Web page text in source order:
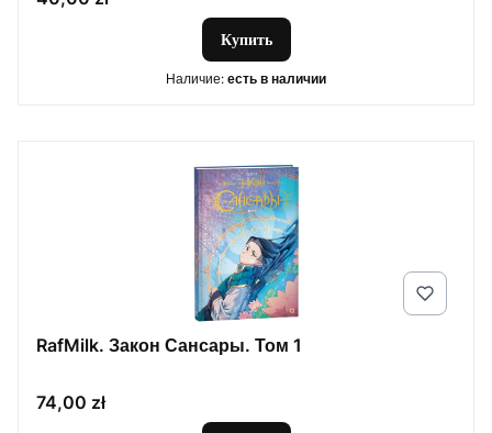
Купить
Наличие: есть в наличии
RafMilk. Закон Сансары. Том 1
Цена
74,00 zł